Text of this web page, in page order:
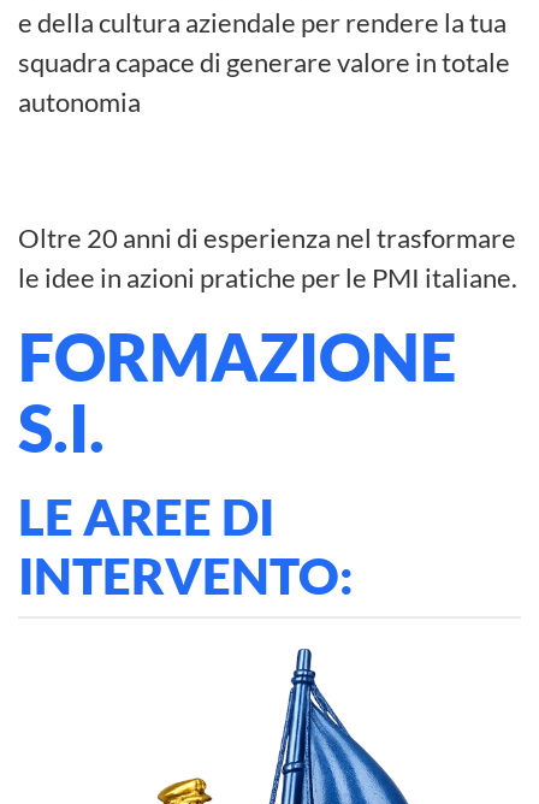
e della cultura aziendale per rendere la tua
squadra capace di generare valore in totale
autonomia
Oltre 20 anni di esperienza nel trasformare
le idee in azioni pratiche per le PMI italiane.
FORMAZIONE
S.I.
LE AREE DI
INTERVENTO: